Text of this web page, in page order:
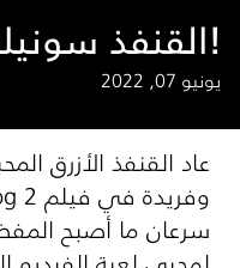
القنفذ سونيك يعود من جديد!
يونيو 07, 2022
عاد القنفذ الأزرق
وفريدة في فيلم2
سرعان ما أصبح